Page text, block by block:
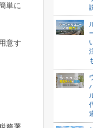
単に
意す